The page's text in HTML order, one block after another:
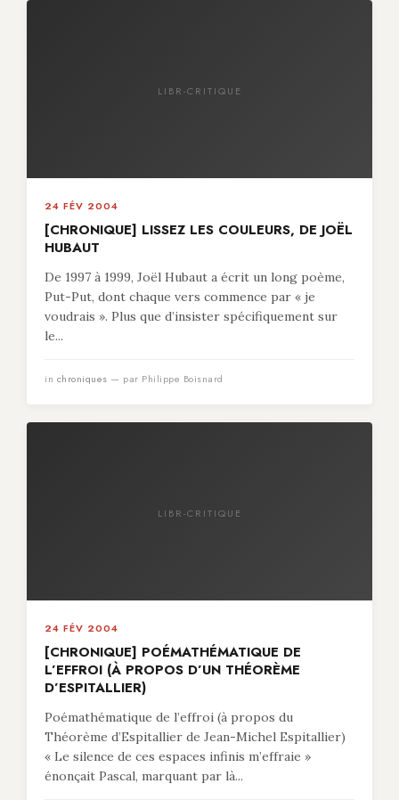
LIBR-CRITIQUE
24 FÉV 2004
[CHRONIQUE] LISSEZ LES COULEURS, DE JOËL
HUBAUT
De 1997 à 1999, Joël Hubaut a écrit un long poème,
Put-Put, dont chaque vers commence par « je
voudrais ». Plus que d’insister spécifiquement sur
le...
in chroniques — par Philippe Boisnard
LIBR-CRITIQUE
24 FÉV 2004
[CHRONIQUE] POÉMATHÉMATIQUE DE
L’EFFROI (À PROPOS D’UN THÉORÈME
D’ESPITALLIER)
Poémathématique de l’effroi (à propos du
Théorème d’Espitallier de Jean-Michel Espitallier)
« Le silence de ces espaces infinis m’effraie »
énonçait Pascal, marquant par là...